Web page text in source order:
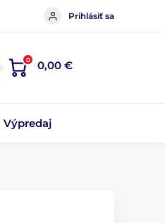
Prihlásiť sa
0 0,00 €
Výpredaj